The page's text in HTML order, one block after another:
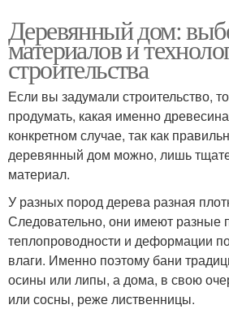
Деревянный дом:
материалов и
строительства
Если вы задумали строительство,
продумать, какая именно
конкретном случае, так как
деревянный дом можно, лишь
материал.
У разных пород дерева разная
Следовательно, они имеют разные
теплопроводности и деформации
влаги. Именно поэтому бани
осины или липы, а дома, в свою
или сосны, реже лиственницы.